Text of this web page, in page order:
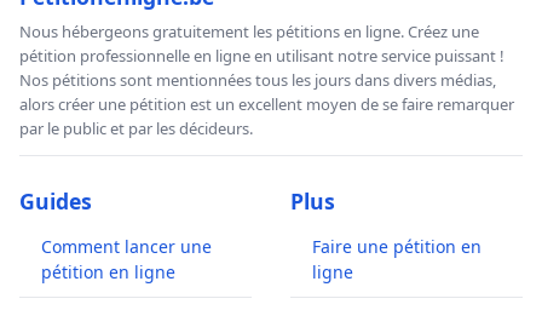
Nous hébergeons gratuitement les pétitions en ligne. Créez une
pétition professionnelle en ligne en utilisant notre service puissant !
Nos pétitions sont mentionnées tous les jours dans divers médias,
alors créer une pétition est un excellent moyen de se faire remarquer
par le public et par les décideurs.
Guides
Comment lancer une
pétition en ligne
Plus
Faire une pétition en
ligne